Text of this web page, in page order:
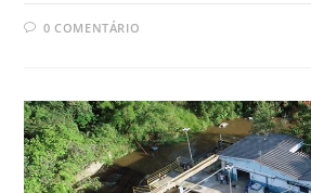
0 COMENTÁRIO